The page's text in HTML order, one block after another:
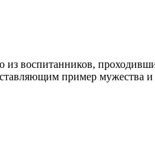
воспитанников,
пример мужества